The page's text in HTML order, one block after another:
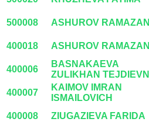
500008 ASHUROV RAMAZAN
400018 ASHUROV RAMAZAN
400006
BASNAKAEVA
ZULIKHAN TEJDIEVN
400007
KAIMOV IMRAN
ISMAILOVICH
400008 ZIUGAZIEVA FARIDA